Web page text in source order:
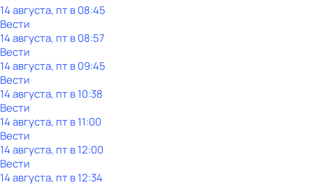
14 августа, пт в 08:45
Вести
14 августа, пт в 08:57
Вести
14 августа, пт в 09:45
Вести
14 августа, пт в 10:38
Вести
14 августа, пт в 11:00
Вести
14 августа, пт в 12:00
Вести
14 августа, пт в 12:34